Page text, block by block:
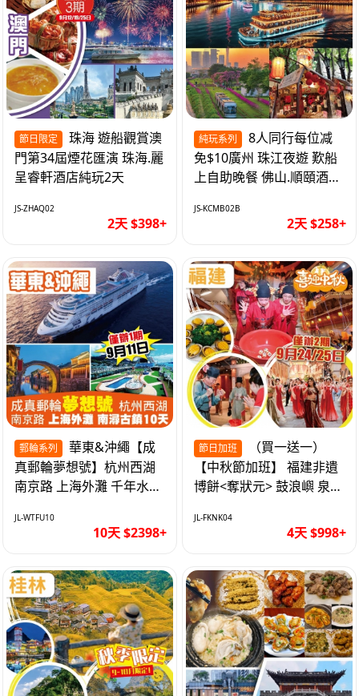
節日限定
門第34屆煙花匯演 珠海.麗
呈睿軒酒店純玩2天
JS-ZHAQ02
2天 $398+
純玩系列
免$10廣州 珠江夜遊 歎船
上自助晚餐 佛山.順頤酒店
JS-KCMB02B
2天 $258+
郵輪系列
真郵輪夢想號】杭州西湖
南京路 上海外灘 千年水鄉
自費10天
JL-WTFU10
10天 $2398+
節日加班
【中秋節加班】 福建非遺
博餅<奪狀元> 鼓浪嶼 泉州
車超值4天
JL-FKNK04
4天 $998+